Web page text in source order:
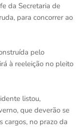
da Secretaria de
para concorrer ao
pelo
à reeleição no pleito
listou,
que deverão se
cargos, no prazo da